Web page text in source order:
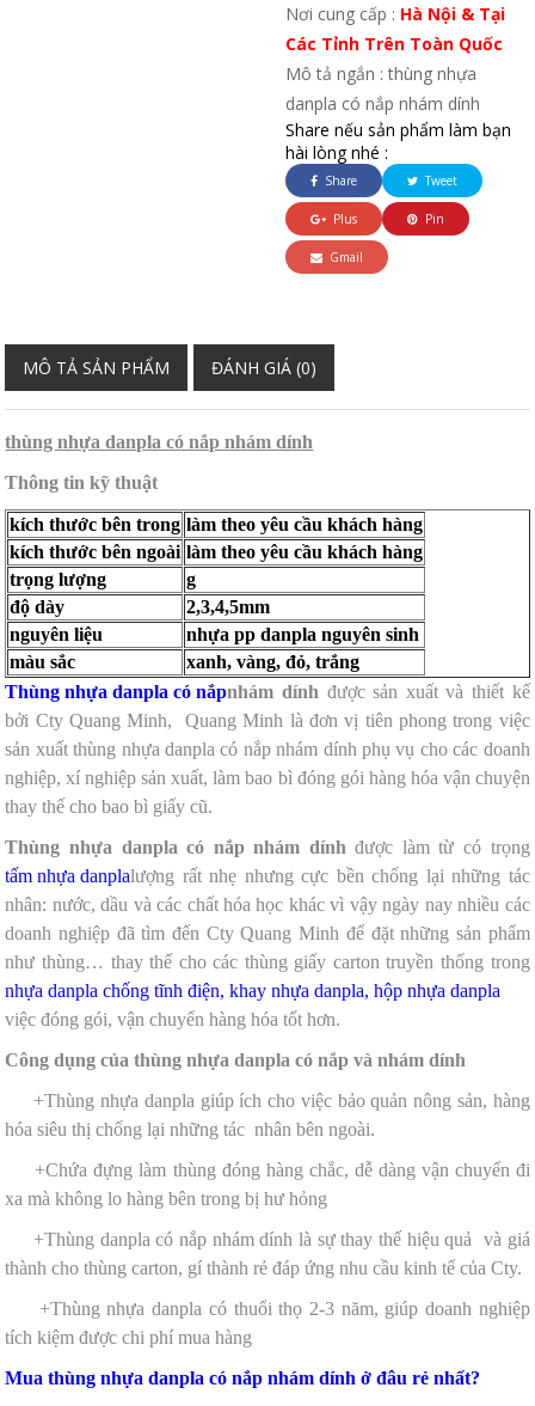
Nơi cung cấp : Hà Nội & Tại
Các Tỉnh Trên Toàn Quốc
Mô tả ngắn : thùng nhựa
danpla có nắp nhám dính
Share nếu sản phẩm làm bạn
hài lòng nhé :
Share Tweet
Plus Pin
Gmail
MÔ TẢ SẢN PHẨM ĐÁNH GIÁ (0)
thùng nhựa danpla có nắp nhám dính
Thông tin kỹ thuật
kích thước bên trong làm theo yêu cầu khách hàng
kích thước bên ngoài làm theo yêu cầu khách hàng
trọng lượng
g
độ dày
2,3,4,5mm
nguyên liệu
nhựa pp danpla nguyên sinh
màu sắc
xanh, vàng, đỏ, trắng
Thùng nhựa danpla có nắpnhám dính được sản xuất và thiết kế
bởi Cty Quang Minh, Quang Minh là đơn vị tiên phong trong việc
sản xuất thùng nhựa danpla có nắp nhám dính phụ vụ cho các doanh
nghiệp, xí nghiệp sản xuất, làm bao bì đóng gói hàng hóa vận chuyện
thay thế cho bao bì giấy cũ.
Thùng nhựa danpla có nắp nhám dính được làm từ
tấm nhựa danpla
có trọng
lượng rất nhẹ nhưng cực bền chống lại những tác
nhân: nước, dầu và các chất hóa học khác vì vậy ngày nay nhiều các
doanh nghiệp đã tìm đến Cty Quang Minh để đặt những sản phẩm
như thùng
nhựa danpla chống tĩnh điện, khay nhựa danpla, hộp nhựa danpla
… thay thế cho các thùng giấy carton truyền thống trong
việc đóng gói, vận chuyển hàng hóa tốt hơn.
Công dụng của thùng nhựa danpla có nắp và nhám dính
+Thùng nhựa danpla giúp ích cho việc bảo quản nông sản, hàng
hóa siêu thị chống lại những tác nhân bên ngoài.
+Chứa đựng làm thùng đóng hàng chắc, dễ dàng vận chuyển đi
xa mà không lo hàng bên trong bị hư hỏng
+Thùng danpla có nắp nhám dính là sự thay thế hiệu quả và giá
thành cho thùng carton, gí thành rẻ đáp ứng nhu cầu kinh tế của Cty.
+Thùng nhựa danpla có thuổi thọ 2-3 năm, giúp doanh nghiệp
tích kiệm được chi phí mua hàng
Mua thùng nhựa danpla có nắp nhám dính ở đâu rẻ nhất?